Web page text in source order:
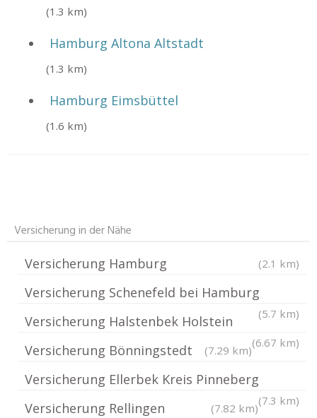
(1.3 km)
Hamburg Altona Altstadt
(1.3 km)
Hamburg Eimsbüttel
(1.6 km)
Versicherung in der Nähe
Versicherung Hamburg (2.1 km)
Versicherung Schenefeld bei Hamburg
(5.7 km)
Versicherung Halstenbek Holstein
(6.67 km)
Versicherung Bönningstedt (7.29 km)
Versicherung Ellerbek Kreis Pinneberg
(7.3 km)
Versicherung Rellingen (7.82 km)